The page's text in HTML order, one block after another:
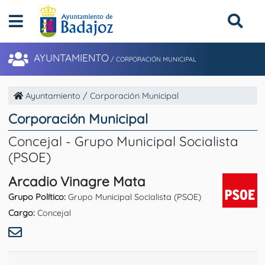
AYUNTAMIENTO / CORPORACIÓN MUNICIPAL
Ayuntamiento / Corporación Municipal
Corporación Municipal
Concejal - Grupo Municipal Socialista
(PSOE)
Arcadio Vinagre Mata
Grupo Político: Grupo Municipal Socialista (PSOE)
Cargo: Concejal